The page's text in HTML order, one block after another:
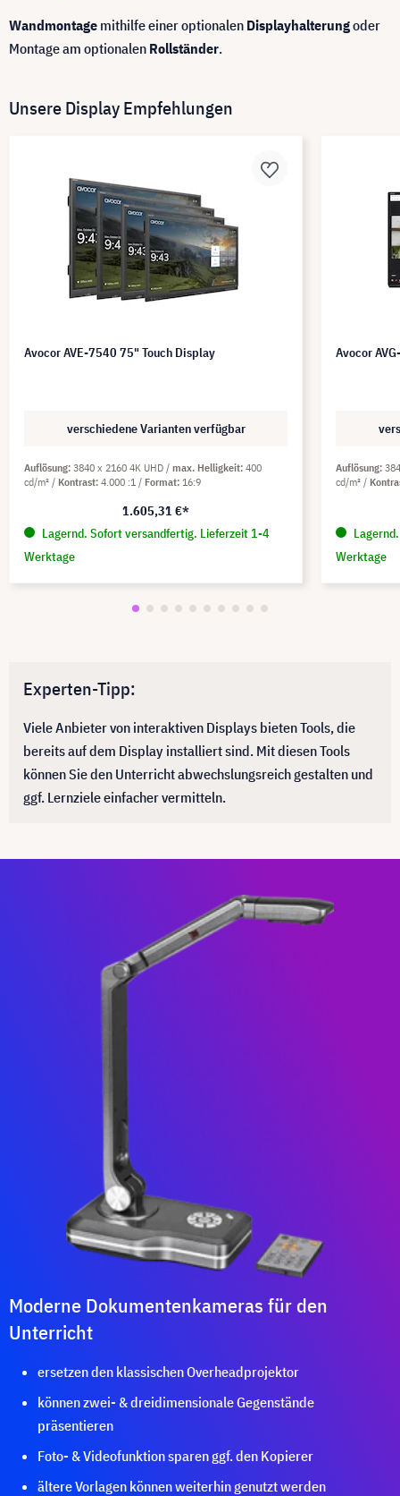
Wandmontage mithilfe einer optionalen Displayhalterungoder
Montage am optionalen Rollständer.
Unsere Display Empfehlungen
Avocor AVE-7540 75" Touch Display
verschiedene Varianten verfügbar
Auflösung 3840 x 2160 4K UHD max. Helligkeit 400
cd/m²
Kontrast 4.000 :1 Format 16:9
1.605,31 €*
Lagernd. Sofort versandfertig. Lieferzeit 1-4
Werktage
Avocor
Auflösung
cd/m²
Werktage
Experten-Tipp:
Viele Anbieter von interaktiven Displays bieten Tools, die
bereits auf dem Display installiert sind. Mit diesen Tools
können Sie den Unterricht abwechslungsreich gestalten und
ggf. Lernziele einfacher vermitteln.
Moderne Dokumentenkameras für den
Unterricht
ersetzen den klassischen Overheadprojektor
können zwei- & dreidimensionale Gegenstände
präsentieren
Foto- & Videofunktion sparen ggf. den Kopierer
ältere Vorlagen können weiterhin genutzt werden